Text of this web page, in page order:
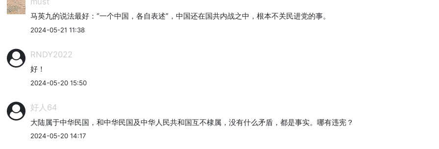
马英九的说法最好：“一个中国，各自表述”，中国还在国共内战之中，根本不关民进党的事。
2024-05-21 11:38
RNDY2022
好！
2024-05-20 15:50
好人64
大陆属于中华民国，和中华民国及中华人民共和国互不棣属，没有什么矛盾，都是事实。哪有违宪？
2024-05-20 14:17